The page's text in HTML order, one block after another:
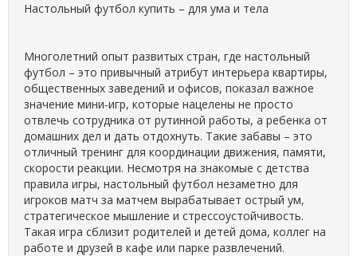
Настольный футбол купить – для ума и тела
Многолетний опыт развитых стран, где настольный
футбол – это привычный атрибут интерьера квартиры,
общественных заведений и офисов, показал важное
значение мини-игр, которые нацелены не просто
отвлечь сотрудника от рутинной работы, а ребенка от
домашних дел и дать отдохнуть. Такие забавы – это
отличный тренинг для координации движения, памяти,
скорости реакции. Несмотря на знакомые с детства
правила игры, настольный футбол незаметно для
игроков матч за матчем вырабатывает острый ум,
стратегическое мышление и стрессоустойчивость.
Такая игра сблизит родителей и детей дома, коллег на
работе и друзей в кафе или парке развлечений.